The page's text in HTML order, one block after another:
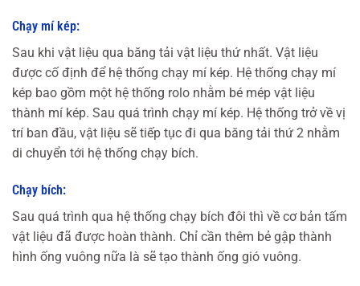
Chạy mí kép:
Sau khi vật liệu qua băng tải vật liệu thứ nhất. Vật liệu
được cố định để hệ thống chạy mí kép. Hệ thống chạy mí
kép bao gồm một hệ thống rolo nhằm bé mép vật liệu
thành mí kép. Sau quá trình chạy mí kép. Hệ thống trở về vị
trí ban đầu, vật liệu sẽ tiếp tục đi qua băng tải thứ 2 nhằm
di chuyển tới hệ thống chạy bích.
Chạy bích:
Sau quá trình qua hệ thống chạy bích đôi thì về cơ bản tấm
vật liệu đã được hoàn thành. Chỉ cần thêm bẻ gập thành
hình ống vuông nữa là sẽ tạo thành ống gió vuông.